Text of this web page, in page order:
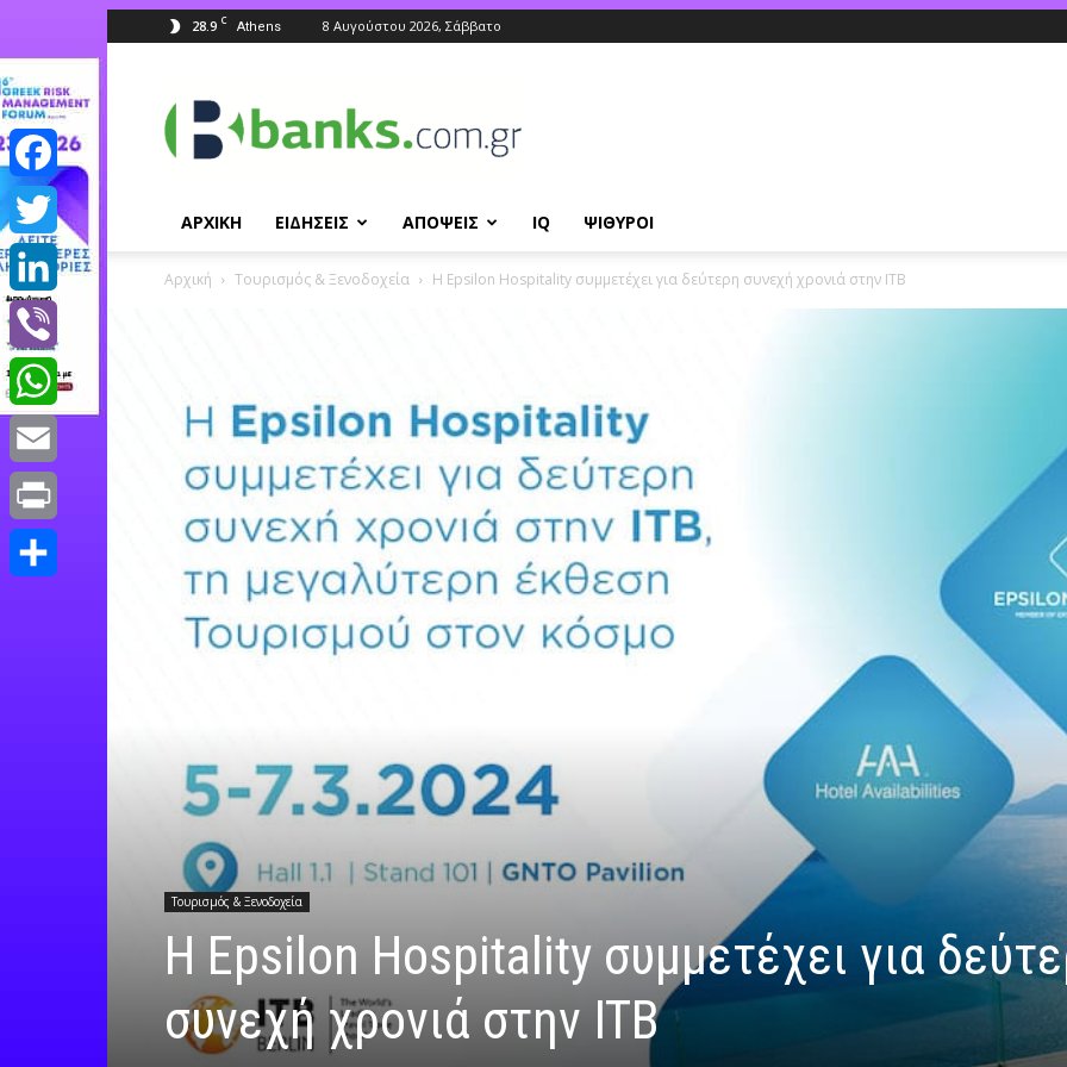
28.9 C Athens 8 Αυγούστου 2026, Σάββατο
ΑΡΧΙΚΗ ΕΙΔΗΣΕΙΣ ΑΠΟΨΕΙΣ IQ ΨΙΘΥΡΟΙ
Αρχική Τουρισμός & Ξενοδοχεία Η Epsilon Hospitality συμμετέχει για δεύτερη συνεχή χρονιά στην ITB
Τουρισμός & Ξενοδοχεία
Η Epsilon Hospitality συμμετέχει για
συνεχή χρονιά στην ITB
Facebook
Twitter
LinkedIn
Viber
WhatsApp
Email
Print